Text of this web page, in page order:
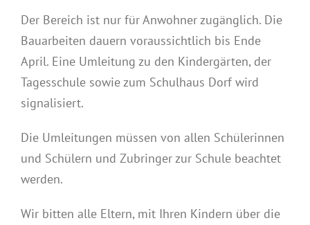
Der Bereich ist nur für Anwohner zugänglich. Die
Bauarbeiten dauern voraussichtlich bis Ende
April. Eine Umleitung zu den Kindergärten, der
Tagesschule sowie zum Schulhaus Dorf wird
signalisiert.
Die Umleitungen müssen von allen Schülerinnen
und Schülern und Zubringer zur Schule beachtet
werden.
Wir bitten alle Eltern, mit Ihren Kindern über die